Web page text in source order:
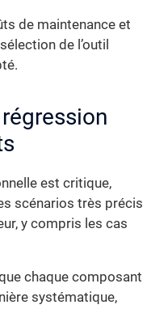
de maintenance et
de l’outil
est critique,
scénarios très précis
y compris les cas
chaque composant
systématique,